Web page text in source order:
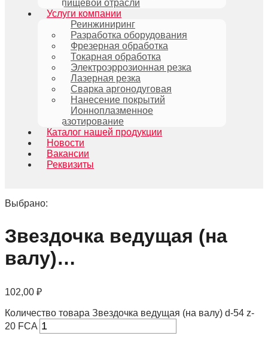
пищевой отрасли
Услуги компании
Реинжиниринг
Разработка оборудования
Фрезерная обработка
Токарная обработка
Электроэррозионная резка
Лазерная резка
Сварка аргонодуговая
Нанесение покрытий
Ионноплазменное
азотирование
Каталог нашей продукции
Новости
Вакансии
Реквизиты
Выбрано:
Звездочка ведущая (на
валу)…
102,00 ₽
Количество товара Звездочка ведущая (на валу) d-54 z-
20 FCA